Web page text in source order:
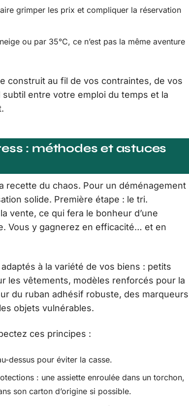
grimper les prix et compliquer la réservation
ou par 35°C, ce n’est pas la même aventure
construit au fil de vos contraintes, de vos
subtil entre votre emploi du temps et la
: méthodes et astuces
recette du chaos. Pour un déménagement
solide. Première étape : le tri.
vente, ce qui fera le bonheur d’une
Vous y gagnerez en efficacité… et en
adaptés à la variété de vos biens : petits
les vêtements, modèles renforcés pour la
du ruban adhésif robuste, des marqueurs
objets vulnérables.
ces principes :
dessus pour éviter la casse.
: une assiette enroulée dans un torchon,
son carton d’origine si possible.